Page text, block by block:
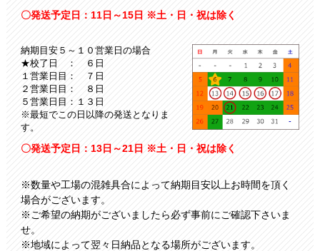
〇発送予定日：11日～15日 ※土・日・祝は除く
納期目安５～１０営業日の場合
★校了日 ： ６日
１営業日目： ７日
２営業日目： ８日
５営業日目：１３日
※最短でこの日以降の発送となりま
す。
〇発送予定日：13日～21日 ※土・日・祝は除く
※数量や工場の混雑具合によって納期目安以上お時間を頂く
場合がございます。
※ご希望の納期がございましたら必ず事前にご確認下さいま
せ。
※地域によって翌々日納品となる場所がございます。